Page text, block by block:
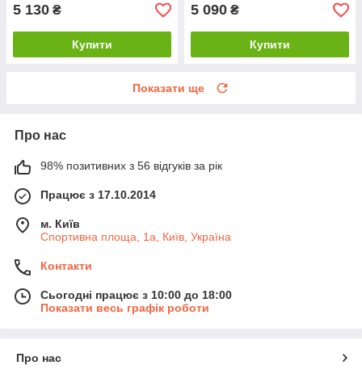
5 130 ₴
Купити
5 090 ₴
Купити
Показати ще
Про нас
98% позитивних з 56 відгуків за рік
Працює з 17.10.2014
м. Київ
Спортивна площа, 1а, Київ, Україна
Контакти
Сьогодні працює з 10:00 до 18:00
Показати весь графік роботи
Про нас